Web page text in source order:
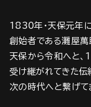
1830年・天保元年
創始者である灘屋萬
天保から令和へと
受け継がれてきた伝
次の時代へと繋げて